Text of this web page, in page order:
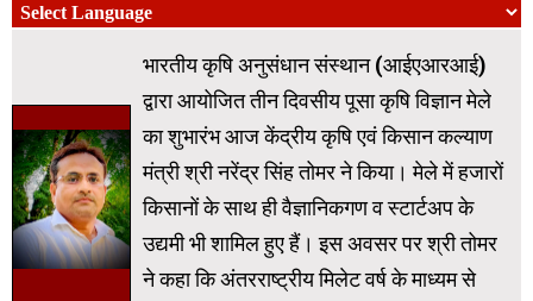
भारतीय कृषि अनुसंधान संस्थान (आईएआरआई)
द्वारा आयोजित तीन दिवसीय पूसा कृषि विज्ञान मेले
का शुभारंभ आज केंद्रीय कृषि एवं किसान कल्याण
मंत्री श्री नरेंद्र सिंह तोमर ने किया। मेले में हजारों
किसानों के साथ ही वैज्ञानिकगण व स्टार्टअप के
उद्यमी भी शामिल हुए हैं। इस अवसर पर श्री तोमर
ने कहा कि अंतरराष्ट्रीय मिलेट वर्ष के माध्यम से